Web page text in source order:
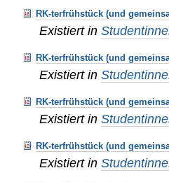
RK-terfrühstück (und
Existiert in
RK-terfrühstück (und
Existiert in
RK-terfrühstück (und
Existiert in
RK-terfrühstück (und
Existiert in